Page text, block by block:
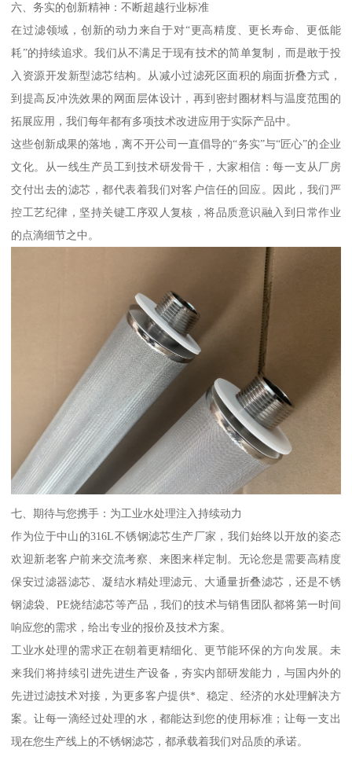
六、务实的创新精神：不断超越行业标准
在过滤领域，创新的动力来自于对“更高精度、更长寿命、更低能
耗”的持续追求。我们从不满足于现有技术的简单复制，而是敢于投
入资源开发新型滤芯结构。从减小过滤死区面积的扇面折叠方式，
到提高反冲洗效果的网面层体设计，再到密封圈材料与温度范围的
拓展应用，我们每年都有多项技术改进应用于实际产品中。
这些创新成果的落地，离不开公司一直倡导的“务实”与“匠心”的企业
文化。从一线生产员工到技术研发骨干，大家相信：每一支从厂房
交付出去的滤芯，都代表着我们对客户信任的回应。因此，我们严
控工艺纪律，坚持关键工序双人复核，将品质意识融入到日常作业
的点滴细节之中。
七、期待与您携手：为工业水处理注入持续动力
作为位于中山的316L不锈钢滤芯生产厂家，我们始终以开放的姿态
欢迎新老客户前来交流考察、来图来样定制。无论您是需要高精度
保安过滤器滤芯、凝结水精处理滤元、大通量折叠滤芯，还是不锈
钢滤袋、PE烧结滤芯等产品，我们的技术与销售团队都将第一时间
响应您的需求，给出专业的报价及技术方案。
工业水处理的需求正在朝着更精细化、更节能环保的方向发展。未
来我们将持续引进先进生产设备，夯实内部研发能力，与国内外的
先进过滤技术对接，为更多客户提供*、稳定、经济的水处理解决方
案。让每一滴经过处理的水，都能达到您的使用标准；让每一支出
现在您生产线上的不锈钢滤芯，都承载着我们对品质的承诺。